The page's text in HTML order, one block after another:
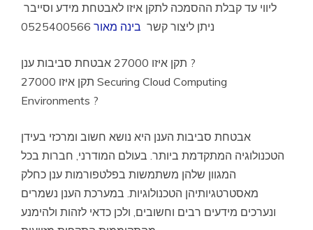
ליווי עד קבלת ההסמכה לתקן איזו לאבטחת מידע וסייבר
ניתן ליצור קשר בינה מאור
תקן איזו 27000 אבטחת סביבות ענן ?
תקן איזו 27000 Securing Cloud Computing
Environments ?
אבטחת סביבות הענן היא נושא חשוב ומרכזי בעידן
הטכנולוגיה המתקדמת ביותר. בעולם המודרני, חברות בכל
המגוון שלהן משתמשות בפלטפורמות ענן כחלק
מאסטרטגיותיהן הטכנולוגיות. במערכת הענן נשמרים
ונערכים מידעים רבים וחשובים, ולכן כדאי לזהות ולהימנע